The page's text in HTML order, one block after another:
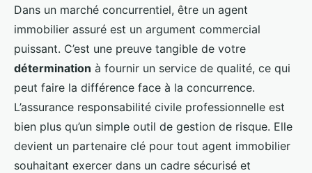
Dans un marché concurrentiel, être un agent
immobilier assuré est un argument commercial
puissant. C’est une preuve tangible de votre
détermination à fournir un service de qualité, ce qui
peut faire la différence face à la concurrence.
L’assurance responsabilité civile professionnelle est
bien plus qu’un simple outil de gestion de risque. Elle
devient un partenaire clé pour tout agent immobilier
souhaitant exercer dans un cadre sécurisé et